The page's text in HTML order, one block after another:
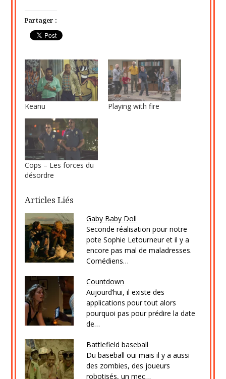
Partager :
Keanu Playing with fire
Cops – Les forces du
désordre
Articles Liés
Gaby Baby Doll
Seconde réalisation pour notre
pote Sophie Letourneur et il y a
encore pas mal de maladresses.
Comédiens…
Countdown
Aujourd’hui, il existe des
applications pour tout alors
pourquoi pas pour prédire la date
de…
Battlefield baseball
Du baseball oui mais il y a aussi
des zombies, des joueurs
robotisés, un mec…